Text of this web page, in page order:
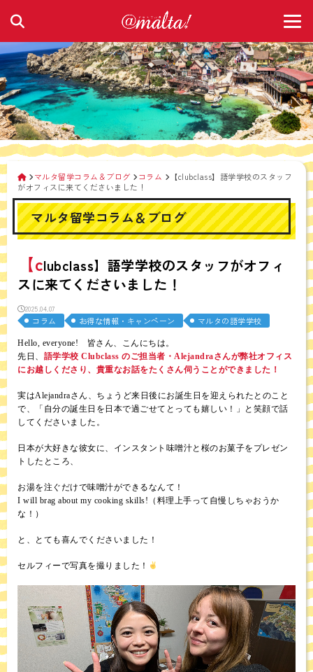
マルタ留学コラム＆ブログ コラム
【clubclass】語学学校のスタッフ
がオフィスに来てくださいました！
マルタ留学コラム＆ブログ
【clubclass】語学学校のスタッフがオフィ
スに来てくださいました！
2025.04.07
コラム お得な情報・キャンペーン マルタの語学学校
Hello, everyone! 皆さん、こんにちは。
先日、 語学学校 Clubclass のご担当者・Alejandraさんが弊社オフィス
にお越しくださり、貴重なお話をたくさん伺うことができました！
実はAlejandraさん、ちょうど来日後にお誕生日を迎えられたとのこと
で、「自分の誕生日を日本で過ごせてとっても嬉しい！」と笑顔で話
してくださいました。
日本が大好きな彼女に、インスタント味噌汁と桜のお菓子をプレゼン
トしたところ、
お湯を注ぐだけで味噌汁ができるなんて！
I will brag about my cooking skills!（料理上手って自慢しちゃおうか
な！）
と、とても喜んでくださいました！
セルフィーで写真を撮りました！